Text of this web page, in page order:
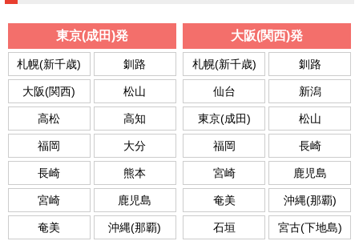
東京(成田)発
札幌(新千歳) 釧路
大阪(関西) 松山
高松 高知
福岡 大分
長崎 熊本
宮崎 鹿児島
奄美 沖縄(那覇)
大阪(関西)発
札幌(新千歳) 釧路
仙台 新潟
東京(成田) 松山
福岡 長崎
宮崎 鹿児島
奄美 沖縄(那覇)
石垣 宮古(下地島)